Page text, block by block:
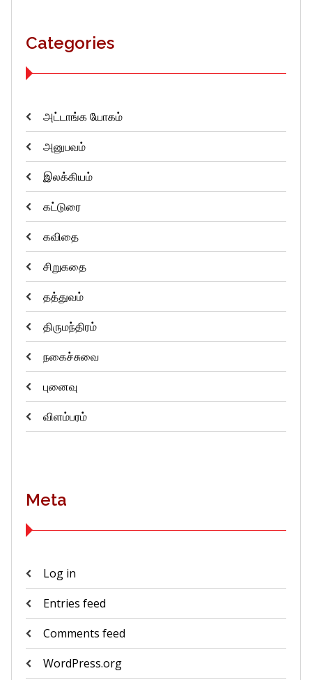
Categories
அட்டாங்க யோகம்
அனுபவம்
இலக்கியம்
கட்டுரை
கவிதை
சிறுகதை
தத்துவம்
திருமந்திரம்
நகைச்சுவை
புனைவு
விளம்பரம்
Meta
Log in
Entries feed
Comments feed
WordPress.org